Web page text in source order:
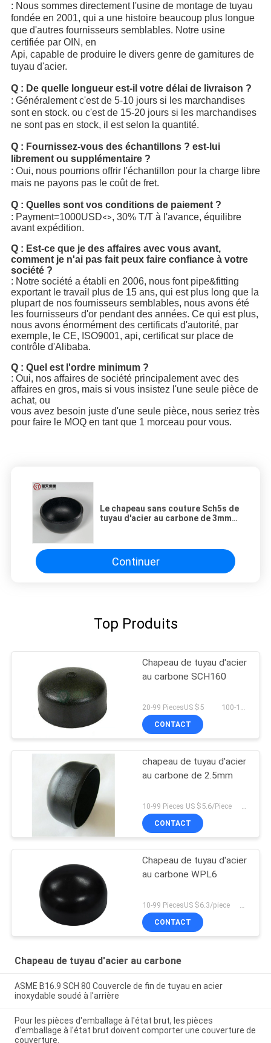
: Nous sommes directement l'usine de montage de tuyau
fondée en 2001, qui a une histoire beaucoup plus longue
que d'autres fournisseurs semblables. Notre usine
certifiée par OIN, en
Api, capable de produire le divers genre de garnitures de
tuyau d'acier.
Q : De quelle longueur est-il votre délai de livraison ?
: Généralement c'est de 5-10 jours si les marchandises
sont en stock. ou c'est de 15-20 jours si les marchandises
ne sont pas en stock, il est selon la quantité.
Q : Fournissez-vous des échantillons ? est-lui
librement ou supplémentaire ?
: Oui, nous pourrions offrir l'échantillon pour la charge libre
mais ne payons pas le coût de fret.
Q : Quelles sont vos conditions de paiement ?
: Payment=1000USD<>, 30% T/T à l'avance, équilibre
avant expédition.
Q : Est-ce que je des affaires avec vous avant,
comment je n'ai pas fait peux faire confiance à votre
société ?
: Notre société a établi en 2006, nous font pipe&fitting
exportant le travail plus de 15 ans, qui est plus long que la
plupartde nos fournisseurs semblables, nous avons été
les fournisseurs d'or pendant des années. Ce qui est plus,
nous avons énormément des certificats d'autorité, par
exemple, le CE, ISO9001, api, certificat sur place de
contrôle d'Alibaba.
Q : Quel est l'ordre minimum ?
: Oui, nos affaires de société principalement avec des
affaires en gros, mais si vous insistez l'une seule pièce de
achat, ou
vous avez besoin juste d'une seule pièce, nous seriez très
pour faire le MOQ en tant que 1 morceau pour vous.
Le chapeau sans couture Sch5s de
tuyau d'acier au carbone de 3mm a
Continuer
Top Produits
Chapeau de tuyau d'acier
au carbone SCH160
20-99 PiecesUS $5 100-199 PiecesUS $4 200+ PiecesUS $2 MOQ:50 morceaux
CONTACT
chapeau de tuyau d'acier
au carbone de 2.5mm
CONTACT
Chapeau de tuyau d'acier
au carbone WPL6
CONTACT
Chapeau de tuyau d'acier au carbone
ASME B16.9 SCH 80 Couvercle de fin de tuyau en acier
inoxydable soudé à l'arrière
Pour les pièces d'emballage à l'état brut, les pièces
d'emballage à l'état brut doivent comporter une couverture de
couverture.